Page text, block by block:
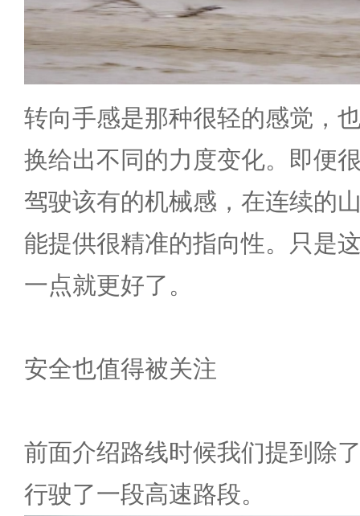
转向手感是那种很轻的感觉，
换给出不同的力度变化。即便
驾驶该有的机械感，在连续的
能提供很精准的指向性。只是
一点就更好了。
安全也值得被关注
前面介绍路线时候我们提到除
行驶了一段高速路段。